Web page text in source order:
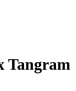
Tangram